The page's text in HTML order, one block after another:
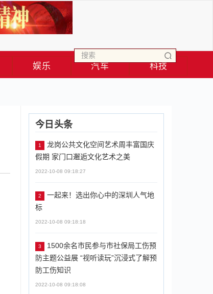
娱乐 汽车 科技
今日头条
1
龙岗公共文化空间艺术周丰富国庆
假期 家门口邂逅文化艺术之美
2022-10-08 09:18:27
2
一起来！选出你心中的深圳人气地
标
2022-10-08 09:18:18
3
1500余名市民参与市社保局工伤预
防主题公益展 “视听读玩”沉浸式了解预
防工伤知识
2022-10-08 09:18:08